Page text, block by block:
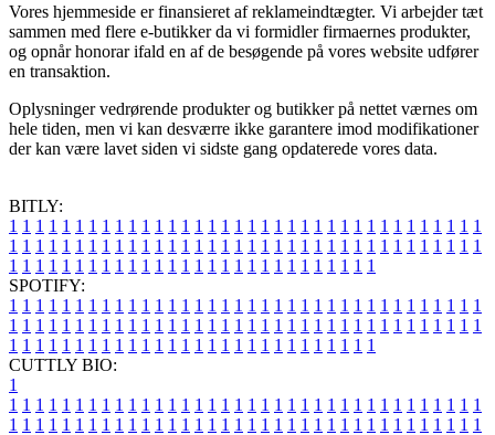
Vores hjemmeside er finansieret af reklameindtægter. Vi arbejder tæt
sammen med flere e-butikker da vi formidler firmaernes produkter,
og opnår honorar ifald en af de besøgende på vores website udfører
en transaktion.
Oplysninger vedrørende produkter og butikker på nettet værnes om
hele tiden, men vi kan desværre ikke garantere imod modifikationer
der kan være lavet siden vi sidste gang opdaterede vores data.
BITLY:
1 1 1 1 1 1 1 1 1 1 1 1 1 1 1 1 1 1 1 1 1 1 1 1 1 1 1 1 1 1 1 1 1 1 1 1
1 1 1 1 1 1 1 1 1 1 1 1 1 1 1 1 1 1 1 1 1 1 1 1 1 1 1 1 1 1 1 1 1 1 1 1
1 1 1 1 1 1 1 1 1 1 1 1 1 1 1 1 1 1 1 1 1 1 1 1 1 1 1 1
SPOTIFY:
1 1 1 1 1 1 1 1 1 1 1 1 1 1 1 1 1 1 1 1 1 1 1 1 1 1 1 1 1 1 1 1 1 1 1 1
1 1 1 1 1 1 1 1 1 1 1 1 1 1 1 1 1 1 1 1 1 1 1 1 1 1 1 1 1 1 1 1 1 1 1 1
1 1 1 1 1 1 1 1 1 1 1 1 1 1 1 1 1 1 1 1 1 1 1 1 1 1 1 1
CUTTLY BIO:
1
1 1 1 1 1 1 1 1 1 1 1 1 1 1 1 1 1 1 1 1 1 1 1 1 1 1 1 1 1 1 1 1 1 1 1 1
1 1 1 1 1 1 1 1 1 1 1 1 1 1 1 1 1 1 1 1 1 1 1 1 1 1 1 1 1 1 1 1 1 1 1 1